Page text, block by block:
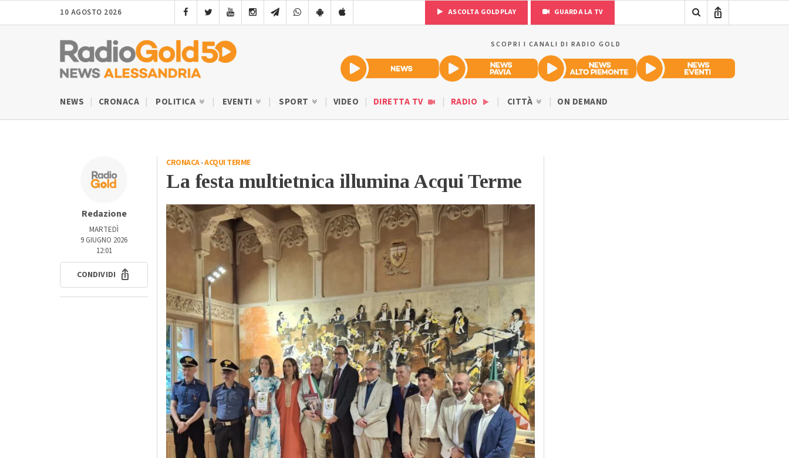
10 AGOSTO 2026 ASCOLTA GOLDPLAY GUARDA LA TV
SCOPRI I CANALI DI RADIO GOLD
NEWS CRONACA POLITICA EVENTI SPORT VIDEO DIRETTA TV RADIO CITTÀ ON DEMAND
Redazione
MARTEDÌ
9 GIUGNO 2026
12:01
CONDIVIDI
CRONACA-ACQUI TERME
La festa multietnica illumina Acqui Terme